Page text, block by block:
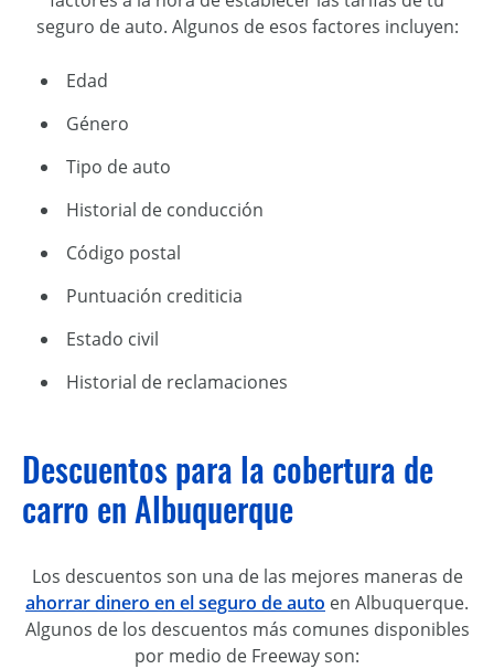
seguro de auto. Algunos de esos factores incluyen:
Edad
Género
Tipo de auto
Historial de conducción
Código postal
Puntuación crediticia
Estado civil
Historial de reclamaciones
Descuentos para la cobertura de
carro en Albuquerque
Los descuentos son una de las mejores maneras de
ahorrar dinero en el seguro de auto en Albuquerque.
Algunos de los descuentos más comunes disponibles
por medio de Freeway son: